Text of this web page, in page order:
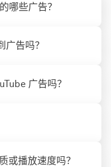
哪些广告？
广告吗？
广告吗？
或播放速度吗？